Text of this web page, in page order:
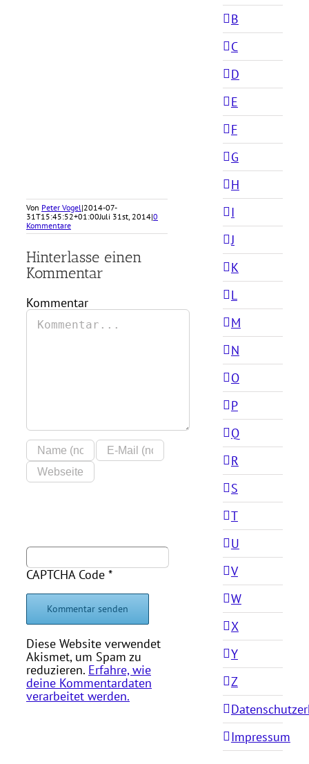
Von Peter Vogel|2014-07-
31T15:45:52+01:00Juli 31st, 2014|0
Kommentare
Hinterlasse einen
Kommentar
Kommentar
CAPTCHA Code *
Diese Website verwendet
Akismet, um Spam zu
reduzieren. Erfahre, wie
deine Kommentardaten
verarbeitet werden.
B
C
D
E
F
G
H
I
J
K
L
M
N
O
P
Q
R
S
T
U
V
W
X
Y
Z
Impressum